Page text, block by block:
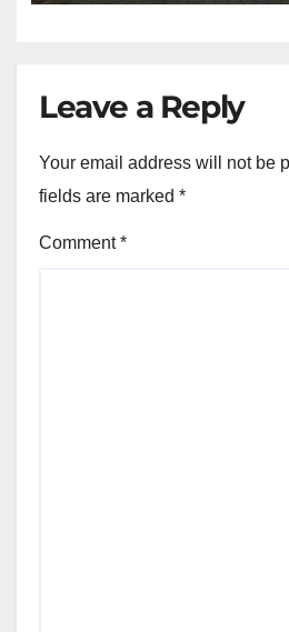
Leave a Reply
Your email address will not be
fields are marked *
Comment*